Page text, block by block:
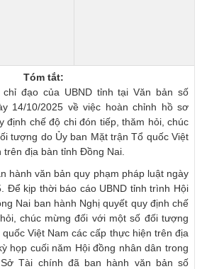
Tóm tắt:
chỉ đạo của UBND tỉnh tại Văn bản số
14/10/2025 về việc hoàn chỉnh hồ sơ
định chế độ chi đón tiếp, thăm hỏi, chúc
tượng do Ủy ban Mặt trận Tổ quốc Việt
địa bàn tỉnh Đồng Nai.
văn bản quy phạm pháp luật ngày
Để kịp thời báo cáo UBND tỉnh trình Hội
Nai ban hành Nghị quyết quy định chế
chúc mừng đối với một số đối tượng
Việt Nam các cấp thực hiện trên địa
họp cuối năm Hội đồng nhân dân trong
Tài chính đã ban hành văn bản số